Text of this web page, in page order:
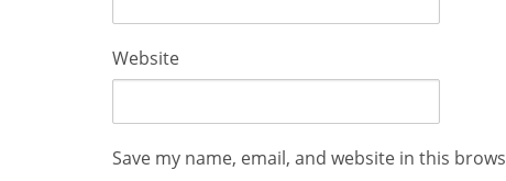
Website
Save my name, email, and website in this